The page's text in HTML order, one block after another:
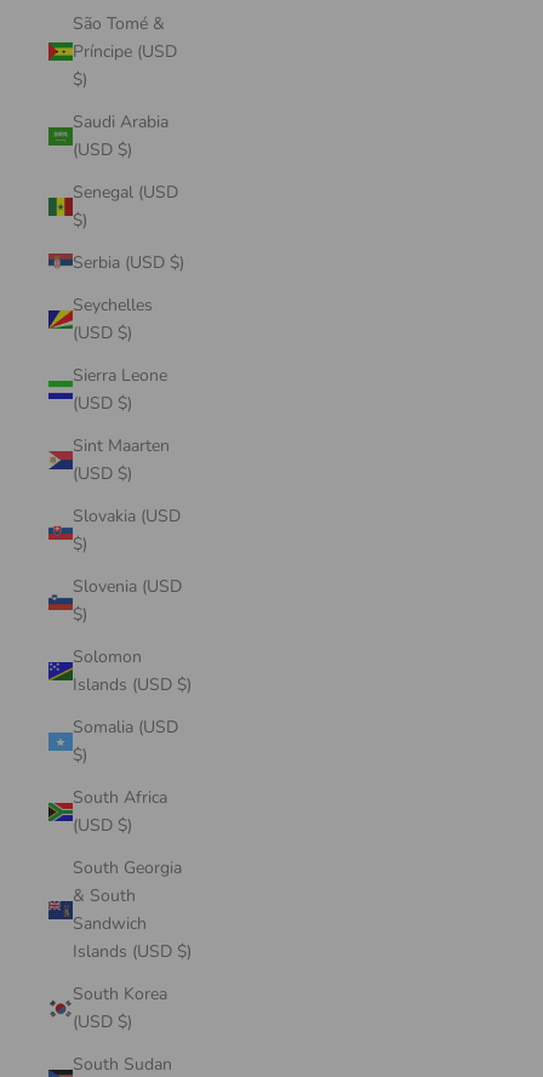
São Tomé &
Príncipe (USD
$)
Saudi Arabia
(USD $)
Senegal (USD
$)
Serbia (USD $)
Seychelles
(USD $)
Sierra Leone
(USD $)
Sint Maarten
(USD $)
Slovakia (USD
$)
Slovenia (USD
$)
Solomon
Islands (USD $)
Somalia (USD
$)
South Africa
(USD $)
South Georgia
& South
Sandwich
Islands (USD $)
South Korea
(USD $)
South Sudan